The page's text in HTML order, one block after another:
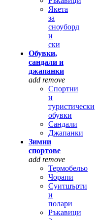
Якета
за
сноуборд
и
ски
Обувки,
сандали и
джапанки
add remove
Спортни
и
туристически
обувки
Сандали
Джапанки
Зимни
спортове
add remove
Термобельо
Чорапи
Суитшърти
и
полари
Ръкавици